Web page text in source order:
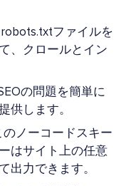
robots.txtファイルを
、クロールとイン
の問題を簡単に
供します。
のノーコードスキー
はサイト上の任意
出力できます。